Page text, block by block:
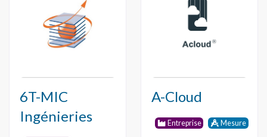
6T-MIC
Ingénieries
A-Cloud
Entreprise Mesure